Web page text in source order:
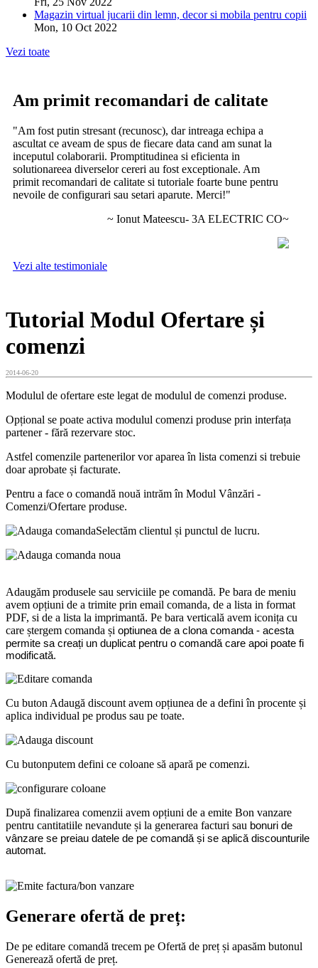
Magazin virtual jucarii din lemn, decor si mobila pentru copii
Mon, 10 Oct 2022
Vezi toate
Am primit recomandari de calitate
"Am fost putin stresant (recunosc), dar intreaga echipa a
ascultat ce aveam de spus de fiecare data cand am sunat la
inceputul colaborarii. Promptitudinea si eficienta in
solutionareea diverselor cereri au fost exceptionale. Am
primit recomandari de calitate si tutoriale foarte bune pentru
nevoile de configurari sau setari aparute. Merci!"
~ Ionut Mateescu- 3A ELECTRIC CO~
Vezi alte testimoniale
Tutorial Modul Ofertare și
comenzi
2014-06-20
Modulul de ofertare este legat de modulul de comenzi produse.
Opțional se poate activa modulul comenzi produse prin interfața
partener - fără rezervare stoc.
Astfel comenzile partenerilor vor aparea în lista comenzi si trebuie
doar aprobate și facturate.
Pentru a face o comandă nouă intrăm în Modul Vânzări -
Comenzi/Ofertare produse.
Selectăm clientul și punctul de lucru.
Adaugăm produsele sau serviciile pe comandă. Pe bara de meniu
avem opțiuni de a trimite prin email comanda, de a lista in format
PDF, si de a lista la imprimantă. Pe bara verticală avem iconița cu
care ștergem comanda și optiunea de a clona comanda - acesta
permite sa creați un duplicat pentru o comandă care apoi poate fi
modificată.
Cu buton Adaugă discount avem opțiunea de a defini în procente și
aplica individual pe produs sau pe toate.
Cu butonputem defini ce coloane să apară pe comenzi.
După finalizarea comenzii avem opțiuni de a emite Bon vanzare
pentru cantitatiile nevandute și la generarea facturi sau bonuri de
automat.
Generare ofertă de preț:
De pe editare comandă trecem pe Ofertă de preț și apasăm butonul
Generează ofertă de preț.